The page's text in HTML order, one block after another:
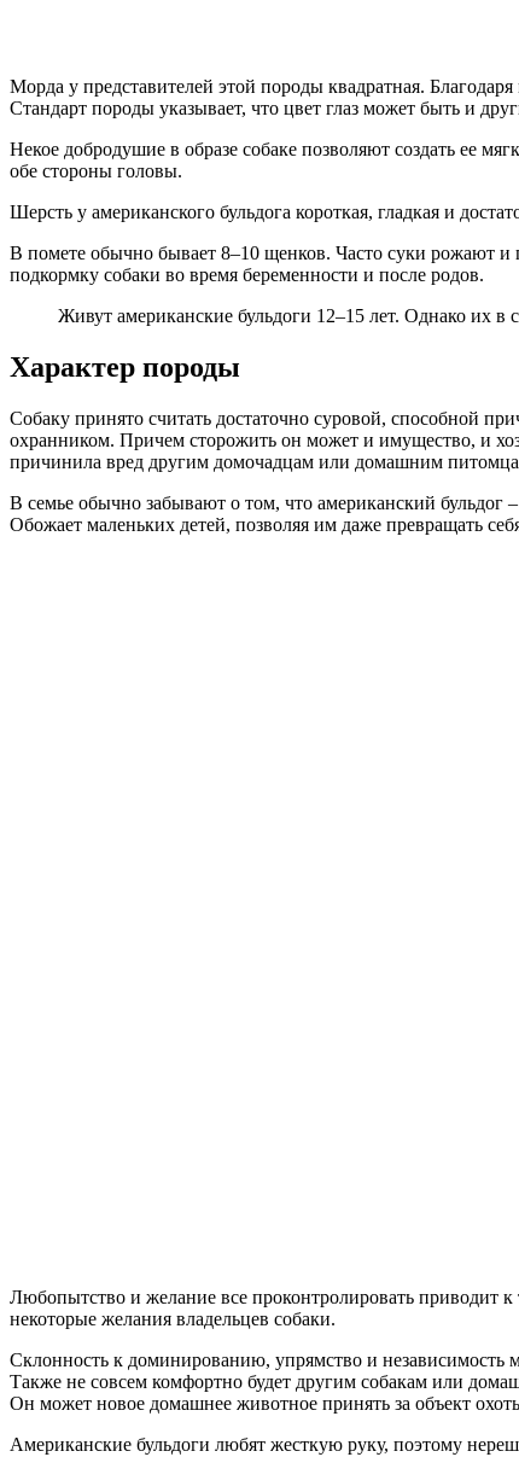
Морда у представителей этой породы квадратная.
Стандарт породы указывает, что цвет глаз может быть и
Некое добродушие в образе собаке позволяют создать ее
обе стороны головы.
Шерсть у американского бульдога короткая, гладкая и
В помете обычно бывает 8–10 щенков. Часто суки рожают и
подкормку собаки во время беременности и после родов.
Живут американские бульдоги 12–15 лет. Однако их в
Характер породы
Собаку принято считать достаточно суровой, способной
охранником. Причем сторожить он может и имущество, и
причинила вред другим домочадцам или домашним
В семье обычно забывают о том, что американский бульдог
Обожает маленьких детей, позволяя им даже превращать
Любопытство и желание все проконтролировать приводит к
некоторые желания владельцев собаки.
Склонность к доминированию, упрямство и независимость
Также не совсем комфортно будет другим собакам или
Он может новое домашнее животное принять за объект
Американские бульдоги любят жесткую руку, поэтому